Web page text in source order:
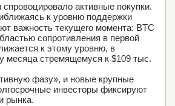
активные покупки.
к уровню поддержки
важность текущего момента: BTC
сопротивления в первой
к этому уровню, в
месяца стремящемуся к $109 тыс.
фазу», и новые крупные
инвесторы фиксируют
рынка.